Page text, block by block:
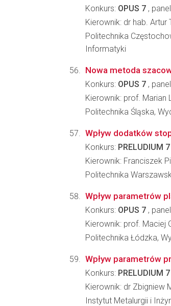
Konkurs: OPUS 7 ,
Kierownik: dr hab.
Politechnika
Informatyki
Nowa metoda
Konkurs: OPUS 7 ,
Kierownik: prof. Marian
Politechnika Śląska,
Wpływ dodatków
Konkurs: PRELUDIUM 7
Kierownik: Franciszek
Politechnika
Wpływ parametrów
Konkurs: OPUS 7 ,
Kierownik: prof. Maciej
Politechnika Łódzka,
Wpływ parametrów
Konkurs: PRELUDIUM 7
Kierownik: dr Zbigniew
Instytut Metalurgii i